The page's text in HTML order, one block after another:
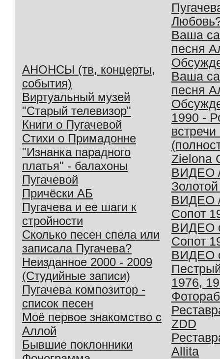
АНОНСЫ (тв, концерты,
события)
Виртуальный музей
"Старый телевизор"
Книги о Пугачевой
Стихи о Примадонне
"Изнанка парадного
платья" - балахоны
Пугачевой
Причёски АБ
Пугачева и ее шаги к
стройности
Сколько песен спела или
записала Пугачева?
Неизданное 2000 - 2009
(Студийные записи)
Пугачева композитор -
список песен
Моё первое знакомство с
Аллой
Бывшие поклонники
Ваша
песня
Ваша
песня
1990 -
Zielona
ВИДЕО
ВИДЕО
Сопот
ВИДЕО
Сопот
ВИДЕО
1976,
ZDD
Allita